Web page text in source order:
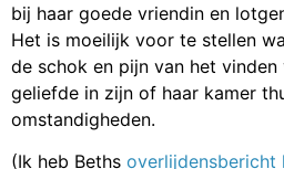
bij haar goede vriendin en
Het is moeilijk voor te stellen
de schok en pijn van het
geliefde in zijn of haar kamer
omstandigheden.
(Ik heb Beths overlijdensbericht